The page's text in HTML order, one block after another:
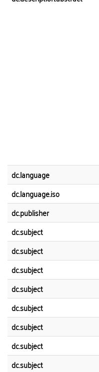
dc.language
dc.language.iso
dc.publisher
dc.subject
dc.subject
dc.subject
dc.subject
dc.subject
dc.subject
dc.subject
dc.subject